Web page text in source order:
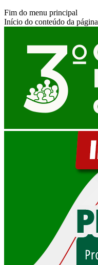
Fim do menu principal
Início do conteúdo da página